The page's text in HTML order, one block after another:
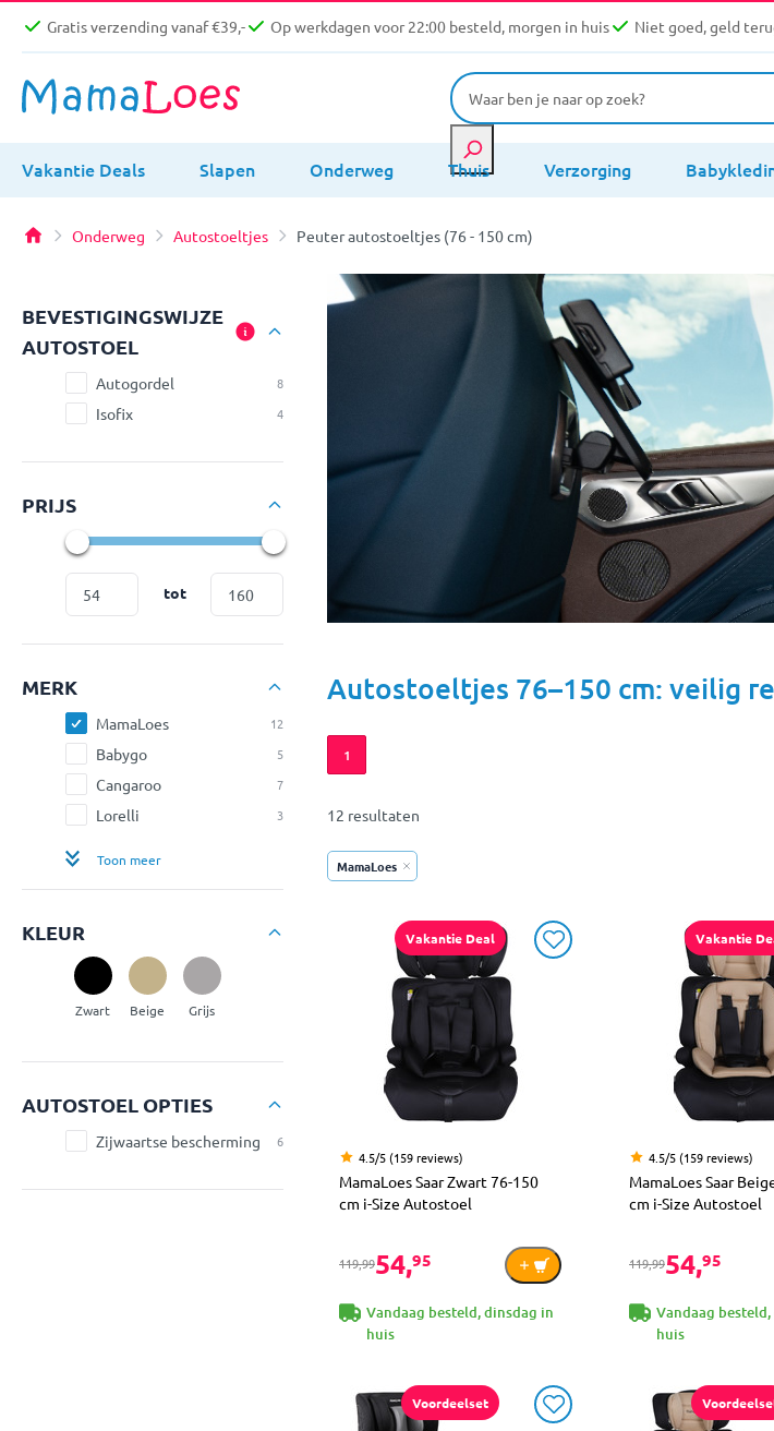
Gratis verzending vanaf €39,- Op werkdagen voor 22:00 besteld, morgen in huis Niet goed, geld
Vakantie Deals Slapen Onderweg Thuis Verzorging
Onderweg Autostoeltjes Peuter autostoeltjes (76 - 150 cm)
BEVESTIGINGSWIJZE
AUTOSTOEL
Autogordel 8
Isofix 4
PRIJS
tot
MERK
MamaLoes 12
Babygo 5
Cangaroo 7
Lorelli 3
Toon meer
KLEUR
Zwart Beige Grijs
AUTOSTOEL OPTIES
Zijwaartse bescherming 6
Autostoeltjes 76–150 cm: veilig
1
12 resultaten
MamaLoes
Vakantie Deal
4.5/5 (159 reviews)
MamaLoes Saar Zwart 76-150
cm i-Size Autostoel
119,9954,95
Vandaag besteld, dinsdag in
huis
Vakantie
4.5/5 (159 reviews)
MamaLoes Saar
cm i-Size Autostoel
119,9954,95
Vandaag
huis
Voordeelset